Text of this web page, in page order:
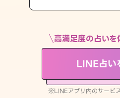
LINE占いを開く
※LINEアプリ内のサービスページへ遷移します
高満足度の占いを
LINE占い
※LINEアプリ内のサービ